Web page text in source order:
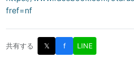
fref=nf
共有する 𝕏 f LINE